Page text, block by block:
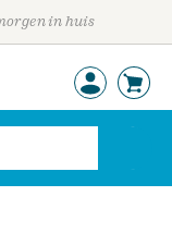
in huis